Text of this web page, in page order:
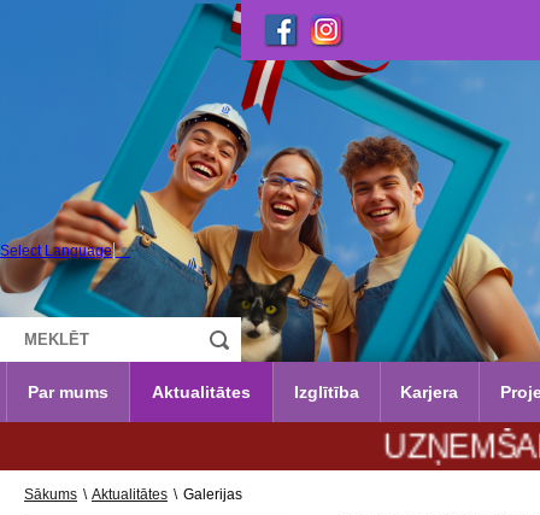
Select Language ▼
Par mums Aktualitātes Izglītība Karjera
UZŅEMŠANA
Sākums \ Aktualitātes \ Galerijas